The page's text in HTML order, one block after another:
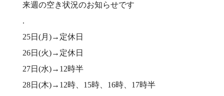
来週の空き状況のお知らせです
.
25日(月)→定休日
26日(火)→定休日
27日(水)→12時半
28日(木)→12時、15時、16時、17時半